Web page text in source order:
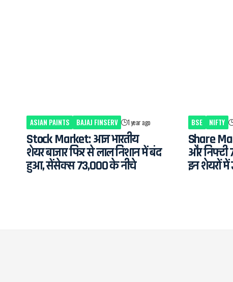
ASIAN PAINTS BAJAJ FINSERV 1 year ago
Stock Market: आज भारतीय
शेयर बाजार फिर से लाल निशान में बंद
हुआ, सेंसेक्स 73,000 के नीचे
BSE NIFTY
Share
और
इन शेयरों में